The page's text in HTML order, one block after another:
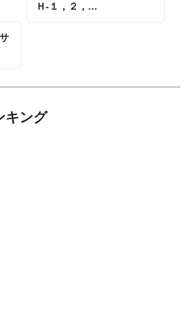
Ｈ‐１，２，…
キング